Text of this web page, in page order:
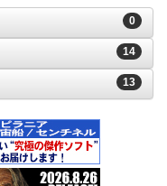
0
14
13